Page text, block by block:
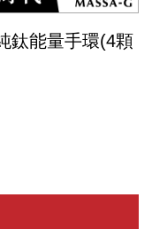
鈦能量手環(4顆